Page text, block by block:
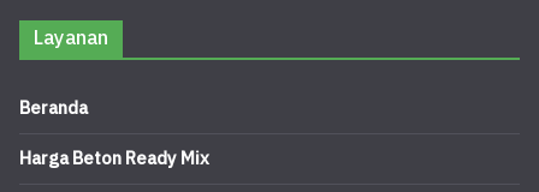
Layanan
Beranda
Harga Beton Ready Mix